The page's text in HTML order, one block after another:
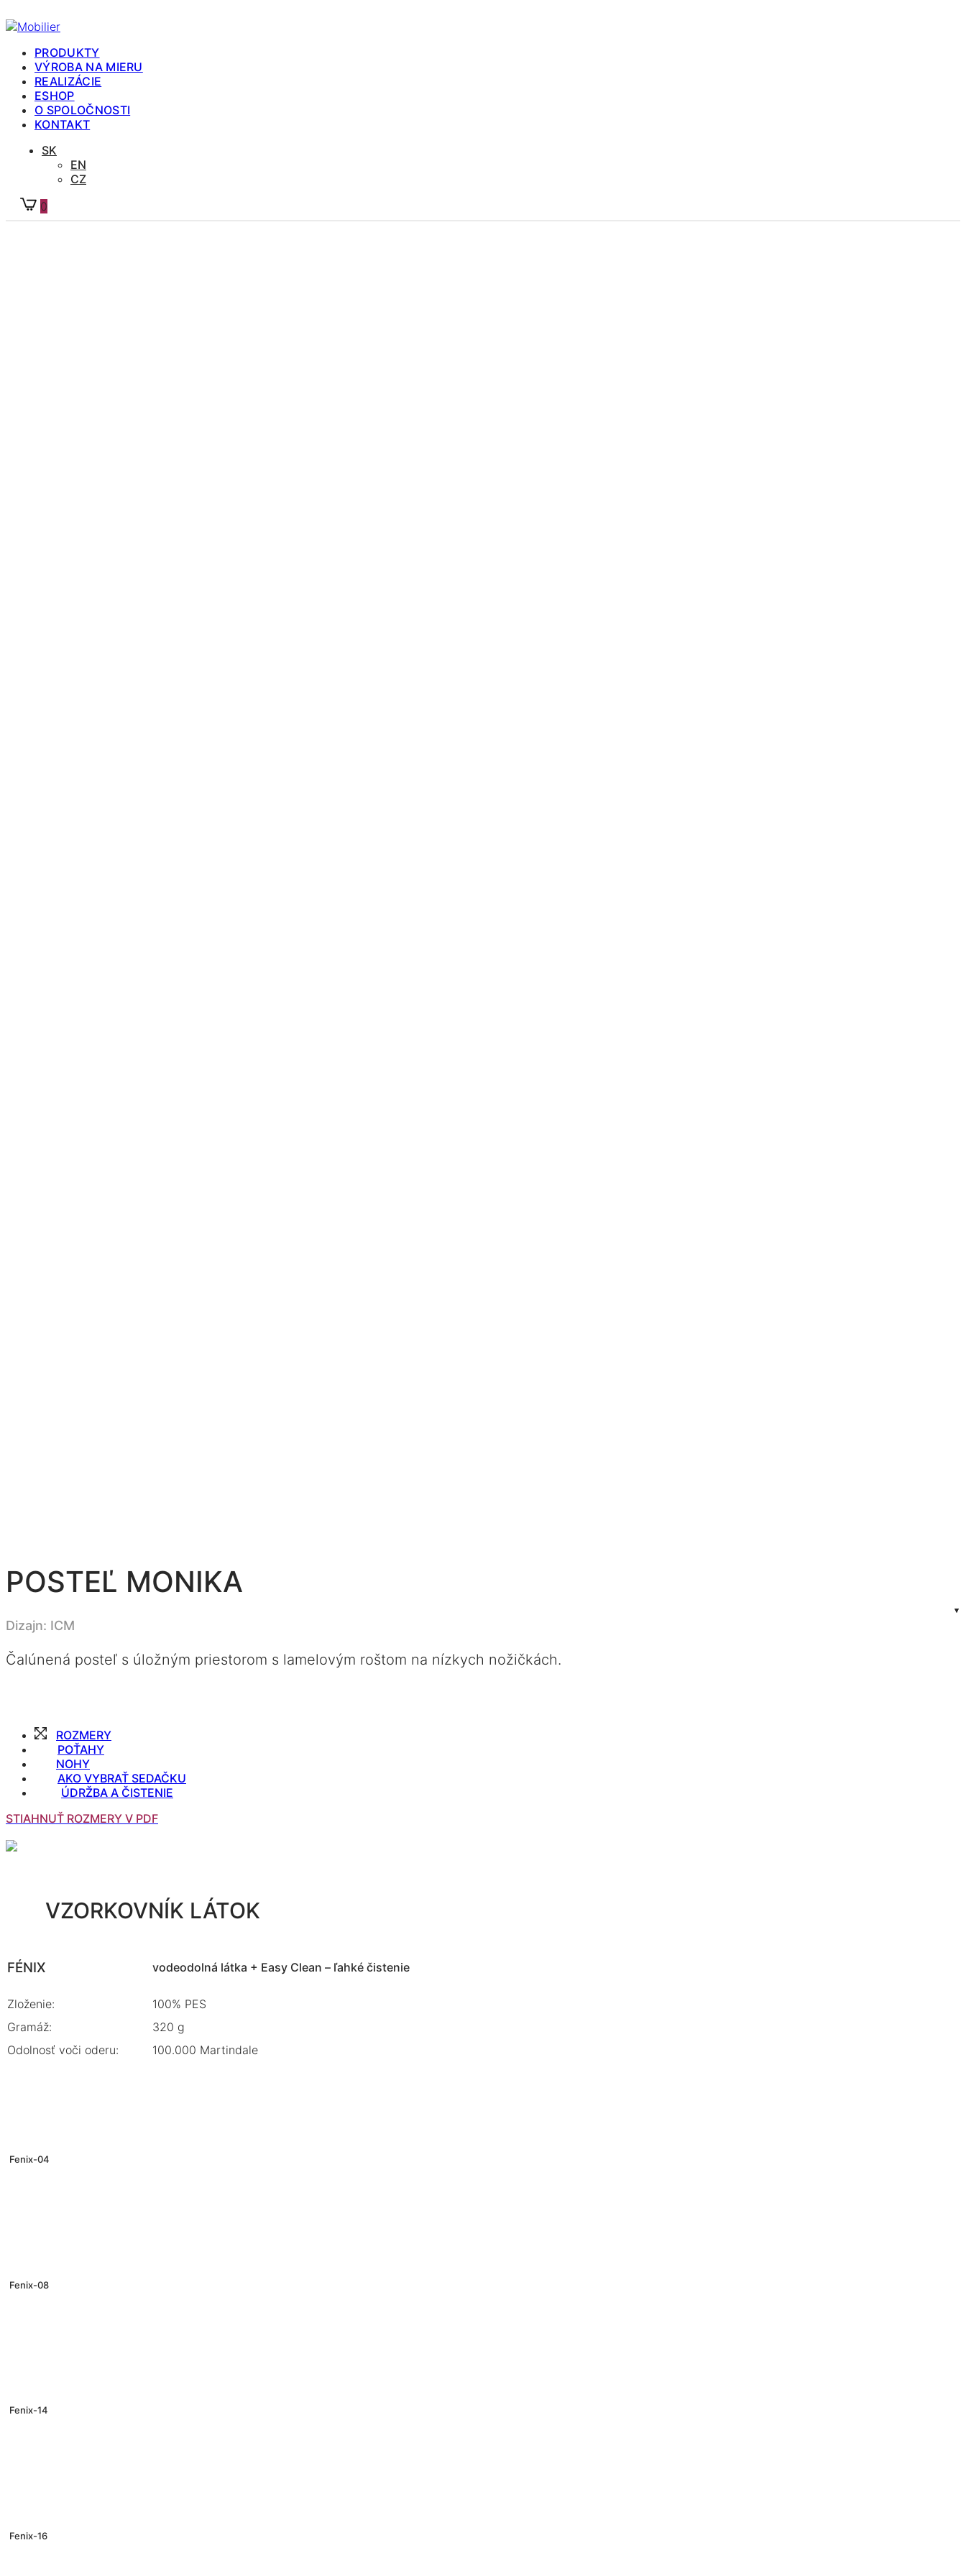
PRODUKTY
VÝROBA NA MIERU
REALIZÁCIE
ESHOP
O SPOLOČNOSTI
KONTAKT
SK
EN
CZ
0
POSTEĽ MONIKA
Dizajn: ICM
Čalúnená posteľ s úložným priestorom s lamelovým roštom na nízkych nožičkách.
ROZMERY
POŤAHY
NOHY
AKO VYBRAŤ SEDAČKU
ÚDRŽBA A ČISTENIE
STIAHNUŤ ROZMERY V PDF
VZORKOVNÍK LÁTOK
FÉNIX vodeodolná látka + Easy Clean – ľahké čistenie
Zloženie:
100% PES
Gramáž:
320 g
Odolnosť voči oderu:
100.000 Martindale
Fenix-04
Fenix-08
Fenix-14
Fenix-16